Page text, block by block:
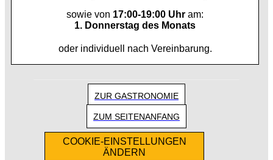
sowie von 17:00-19:00 Uhr am:
1. Donnerstag des Monats
oder individuell nach Vereinbarung.
ZUR GASTRONOMIE
ZUM SEITENANFANG
COOKIE-EINSTELLUNGEN
ÄNDERN